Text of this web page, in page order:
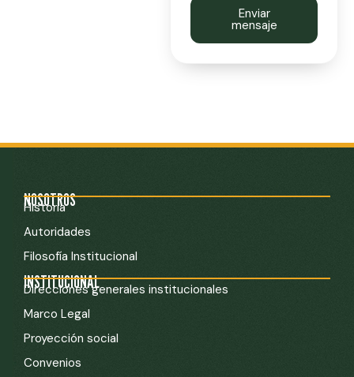
Enviar
mensaje
NOSOTROS
Historia
Autoridades
Filosofía Institucional
INSTITUCIONAL
Direcciones generales institucionales
Marco Legal
Proyección social
Convenios